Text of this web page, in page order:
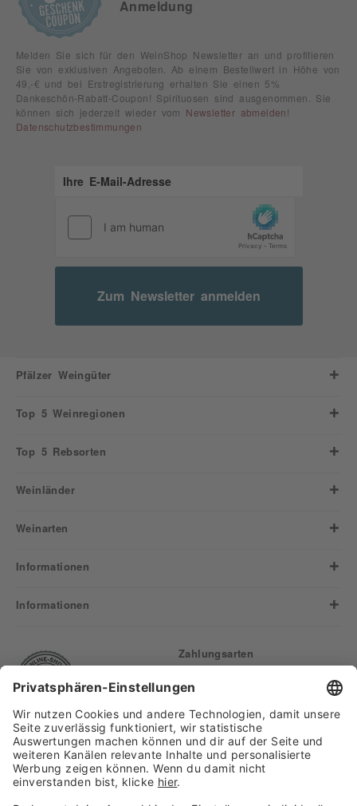
Anmeldung
Melden Sie sich für den WeinShop Newsletter an und profitieren
Sie von exklusiven Angeboten. Ab einem Bestellwert in Höhe von
49,-€ und bei Erstregistrierung erhalten Sie einen 5%
Dankeschön-Rabatt-Coupon! Spirituosen sind ausgenommen. Sie
können sich jederzeit wieder vom Newsletter abmelden !
Datenschutzbestimmungen
Zum Newsletter anmelden
Pfälzer Weingüter
Top 5 Weinregionen
Top 5 Rebsorten
Weinländer
Weinarten
Informationen
Informationen
Zahlungsarten
Finden Sie uns auf: